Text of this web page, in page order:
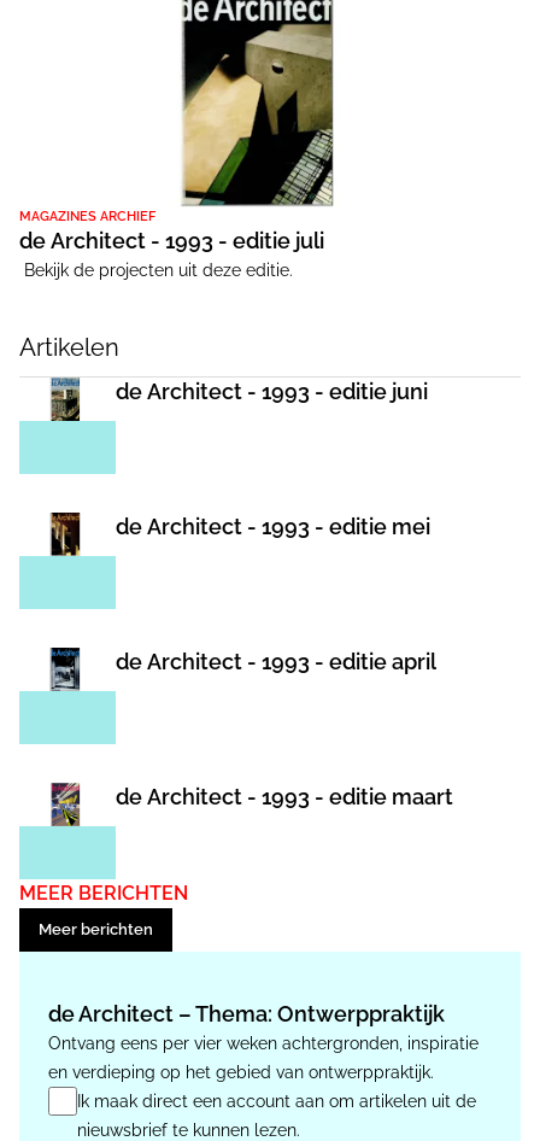
MAGAZINES ARCHIEF
de Architect - 1993 - editie juli
Bekijk de projecten uit deze editie.
Artikelen
de Architect - 1993 - editie juni
de Architect - 1993 - editie mei
de Architect - 1993 - editie april
de Architect - 1993 - editie maart
MEER BERICHTEN
Meer berichten
de Architect – Thema: Ontwerppraktijk
Ontvang eens per vier weken achtergronden, inspiratie
en verdieping op het gebied van ontwerppraktijk.
Ik maak direct een account aan om artikelen uit de
nieuwsbrief te kunnen lezen.